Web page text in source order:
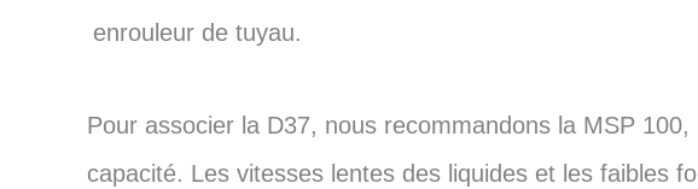
enrouleur de tuyau.
Pour associer la D37, nous recommandons la MSP
capacité. Les vitesses lentes des liquides et les faibles